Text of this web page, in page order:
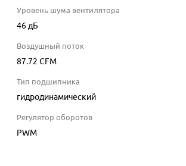
Уровень шума вентилятора
46дБ
Воздушный поток
87.72 CFM
Тип подшипника
гидродинамический
Регулятор оборотов
PWM